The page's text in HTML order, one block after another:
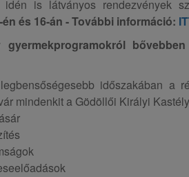
idén is látványos rendezvények
és 16-án - További információ:
gyermekprogramokról
időszakában a
mindenkit a Gödöllői Királyi